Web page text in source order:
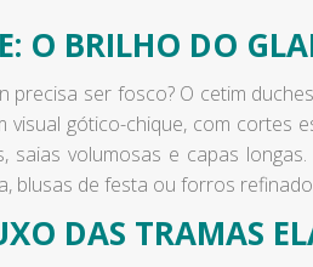
O BRILHO DO
precisa ser fosco? O cetim
visual gótico-chique, com cortes
saias volumosas e capas
blusas de festa ou forros
DAS TRAMAS